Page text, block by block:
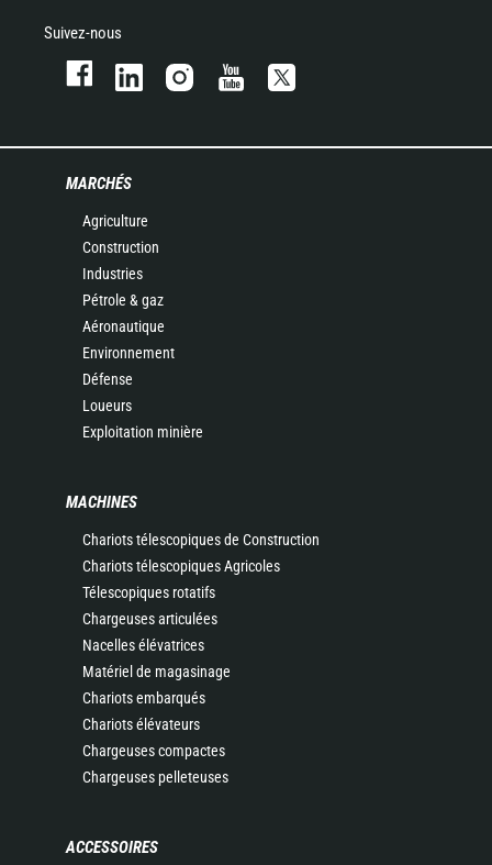
Suivez-nous
MARCHÉS
Agriculture
Construction
Industries
Pétrole & gaz
Aéronautique
Environnement
Défense
Loueurs
Exploitation minière
MACHINES
Chariots télescopiques de Construction
Chariots télescopiques Agricoles
Télescopiques rotatifs
Chargeuses articulées
Nacelles élévatrices
Matériel de magasinage
Chariots embarqués
Chariots élévateurs
Chargeuses compactes
Chargeuses pelleteuses
ACCESSOIRES